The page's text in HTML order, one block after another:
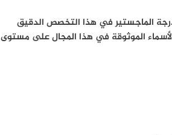
وهي حاصلة على درجة الماجستير في هذا التخصص الدقيق
الموثوقة في هذا المجال على مستوى